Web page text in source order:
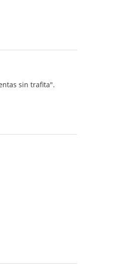
sin trafita".